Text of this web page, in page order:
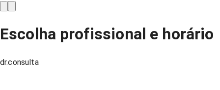
Escolha profissional e horário
dr.consulta